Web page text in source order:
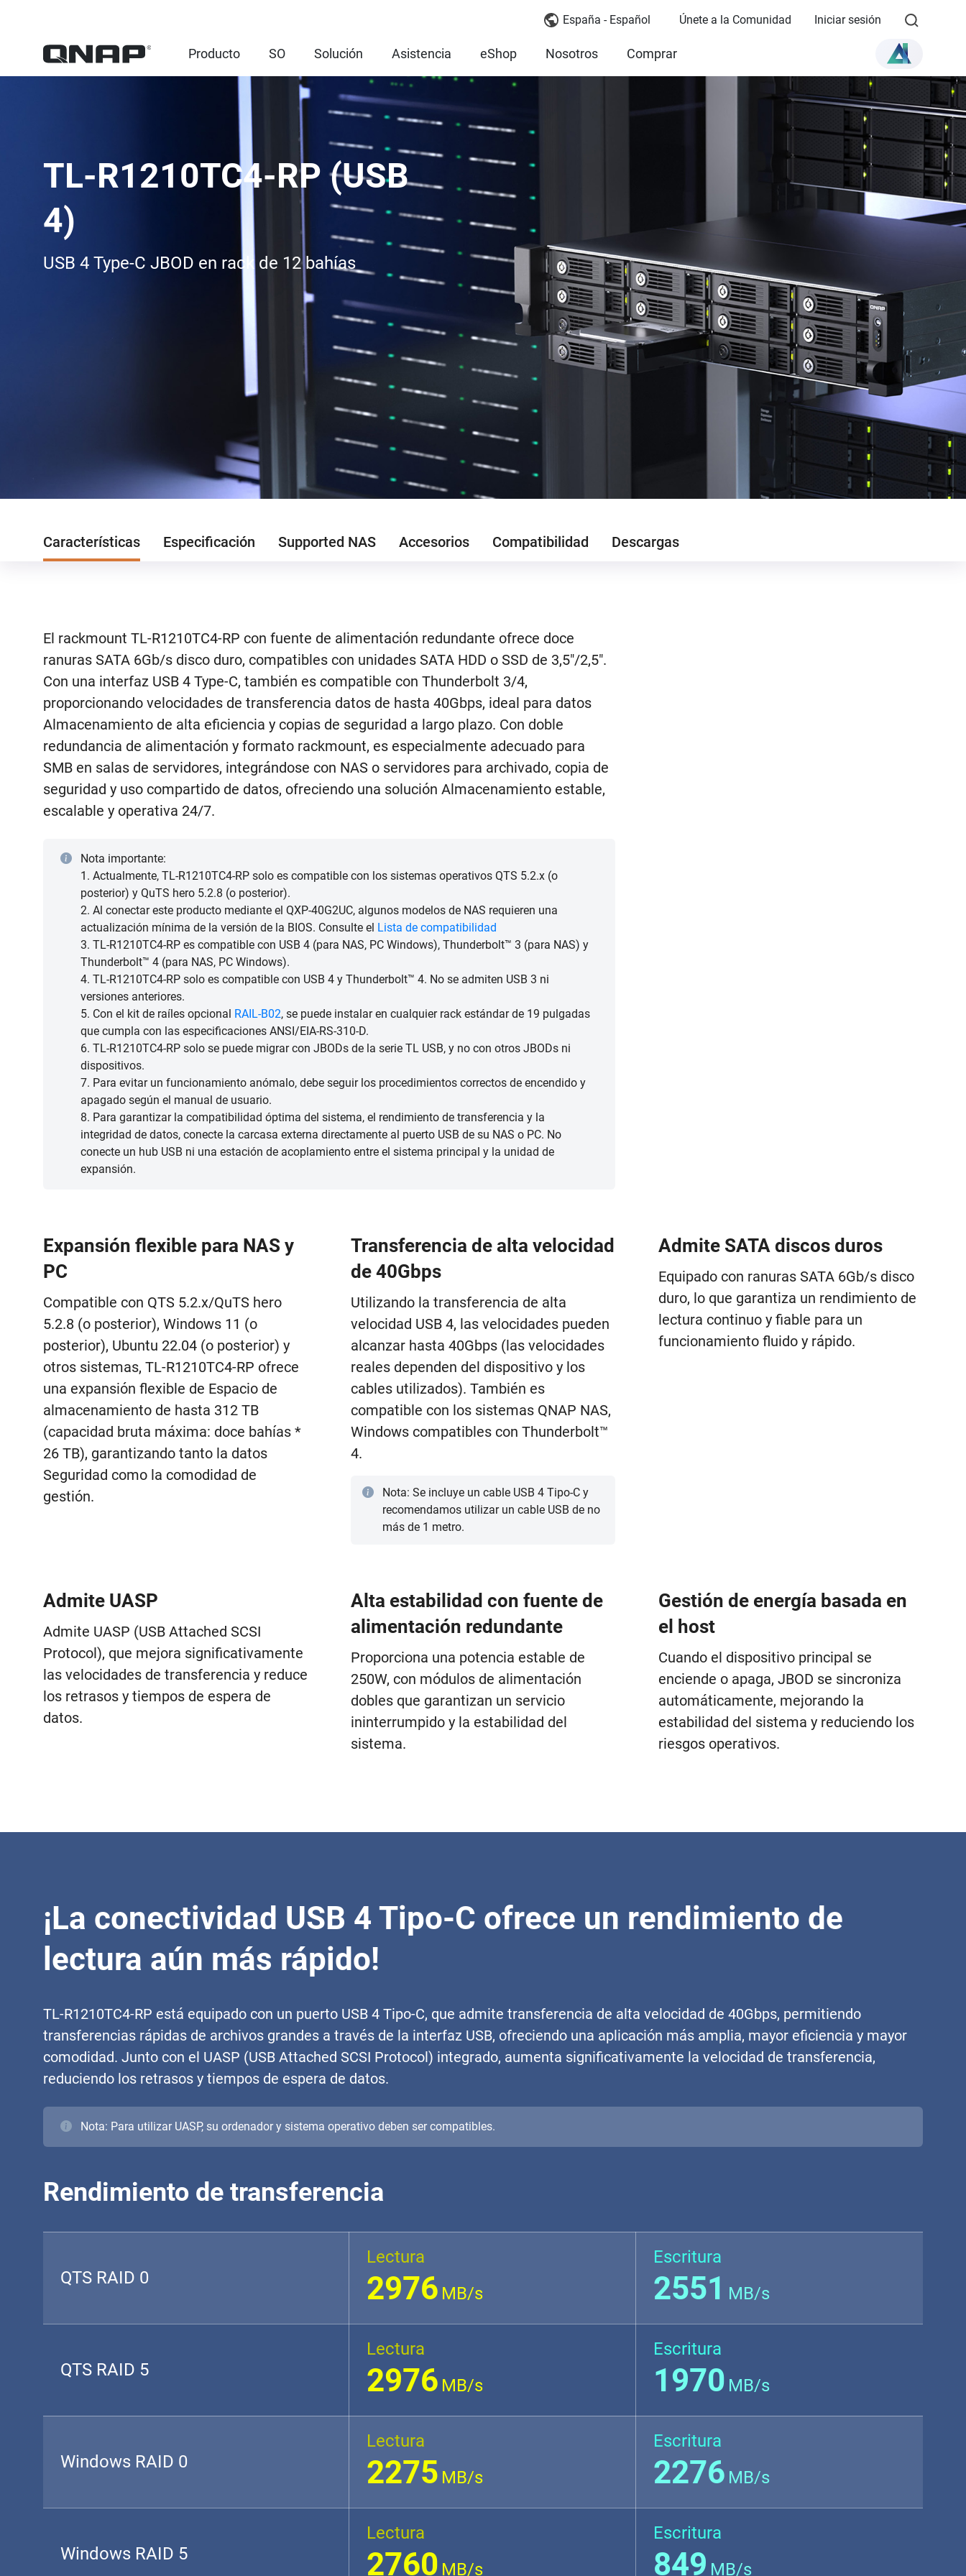
España - Español Únete a la Comunidad Iniciar sesión
Producto SO Solución Asistencia eShop Nosotros Comprar
TL-R1210TC4-RP (USB
4)
USB 4 Type-C JBOD en rack de 12 bahías
Características Especificación Supported NAS Accesorios Compatibilidad Descargas
El rackmount TL-R1210TC4-RP con fuente de alimentación redundante ofrece doce
ranuras SATA 6Gb/s disco duro, compatibles con unidades SATA HDD o SSD de 3,5"/2,5".
Con una interfaz USB 4 Type-C, también es compatible con Thunderbolt 3/4,
proporcionando velocidades de transferencia datos de hasta 40Gbps, ideal para datos
Almacenamiento de alta eficiencia y copias de seguridad a largo plazo. Con doble
redundancia de alimentación y formato rackmount, es especialmente adecuado para
SMB en salas de servidores, integrándose con NAS o servidores para archivado, copia de
seguridad y uso compartido de datos, ofreciendo una solución Almacenamiento estable,
escalable y operativa 24/7.
Nota importante:
1. Actualmente, TL-R1210TC4-RP solo es compatible con los sistemas operativos QTS 5.2.x (o
posterior) y QuTS hero 5.2.8 (o posterior).
2. Al conectar este producto mediante el QXP-40G2UC, algunos modelos de NAS requieren una
actualización mínima de la versión de la BIOS. Consulte el Lista de compatibilidad
3. TL-R1210TC4-RP es compatible con USB 4 (para NAS, PC Windows), Thunderbolt™ 3 (para NAS) y
Thunderbolt™ 4 (para NAS, PC Windows).
4. TL-R1210TC4-RP solo es compatible con USB 4 y Thunderbolt™ 4. No se admiten USB 3 ni
versiones anteriores.
5. Con el kit de raíles opcional RAIL-B02, se puede instalar en cualquier rack estándar de 19 pulgadas
que cumpla con las especificaciones ANSI/EIA-RS-310-D.
6. TL-R1210TC4-RP solo se puede migrar con JBODs de la serie TL USB, y no con otros JBODs ni
dispositivos.
7. Para evitar un funcionamiento anómalo, debe seguir los procedimientos correctos de encendido y
apagado según el manual de usuario.
8. Para garantizar la compatibilidad óptima del sistema, el rendimiento de transferencia y la
integridad de datos, conecte la carcasa externa directamente al puerto USB de su NAS o PC. No
conecte un hub USB ni una estación de acoplamiento entre el sistema principal y la unidad de
expansión.
Expansión flexible para NAS y
PC
Compatible con QTS 5.2.x/QuTS hero
5.2.8 (o posterior), Windows 11 (o
posterior), Ubuntu 22.04 (o posterior) y
otros sistemas, TL-R1210TC4-RP ofrece
una expansión flexible de Espacio de
almacenamiento de hasta 312 TB
(capacidad bruta máxima: doce bahías *
26 TB), garantizando tanto la datos
Seguridad como la comodidad de
gestión.
Transferencia de alta velocidad
de 40Gbps
Utilizando la transferencia de alta
velocidad USB 4, las velocidades pueden
alcanzar hasta 40Gbps (las velocidades
reales dependen del dispositivo y los
cables utilizados). También es
compatible con los sistemas QNAP NAS,
Windows compatibles con Thunderbolt™
4.
Nota: Se incluye un cable USB 4 Tipo-C y
recomendamos utilizar un cable USB de no
más de 1 metro.
Admite SATA discos duros
Equipado con ranuras SATA 6Gb/s disco
duro, lo que garantiza un rendimiento de
lectura continuo y fiable para un
funcionamiento fluido y rápido.
Admite UASP
Admite UASP (USB Attached SCSI
Protocol), que mejora significativamente
las velocidades de transferencia y reduce
los retrasos y tiempos de espera de
datos.
Alta estabilidad con fuente de
alimentación redundante
Proporciona una potencia estable de
250W, con módulos de alimentación
dobles que garantizan un servicio
ininterrumpido y la estabilidad del
sistema.
Gestión de energía basada en
el host
Cuando el dispositivo principal se
enciende o apaga, JBOD se sincroniza
automáticamente, mejorando la
estabilidad del sistema y reduciendo los
riesgos operativos.
¡La conectividad USB 4 Tipo-C ofrece un rendimiento de
lectura aún más rápido!
TL-R1210TC4-RP está equipado con un puerto USB 4 Tipo-C, que admite transferencia de alta velocidad de 40Gbps, permitiendo
transferencias rápidas de archivos grandes a través de la interfaz USB, ofreciendo una aplicación más amplia, mayor eficiencia y mayor
comodidad. Junto con el UASP (USB Attached SCSI Protocol) integrado, aumenta significativamente la velocidad de transferencia,
reduciendo los retrasos y tiempos de espera de datos.
Nota: Para utilizar UASP, su ordenador y sistema operativo deben ser compatibles.
Rendimiento de transferencia
QTS RAID 0
Lectura
2976 MB/s
Escritura
2551 MB/s
QTS RAID 5
Lectura
2976 MB/s
Escritura
1970 MB/s
Windows RAID 0
Lectura
2275 MB/s
Escritura
2276 MB/s
Windows RAID 5
Lectura
2760 MB/s
Escritura
849 MB/s